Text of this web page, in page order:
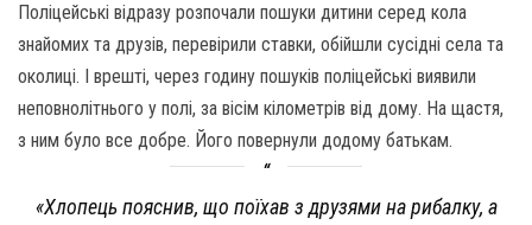
Поліцейські відразу розпочали пошуки дитини серед кола
знайомих та друзів, перевірили ставки, обійшли сусідні села та
околиці. І врешті, через годину пошуків поліцейські виявили
неповнолітнього у полі, за вісім кілометрів від дому. На щастя,
з ним було все добре. Його повернули додому батькам.
«Хлопець пояснив, що поїхав з друзями на рибалку, а